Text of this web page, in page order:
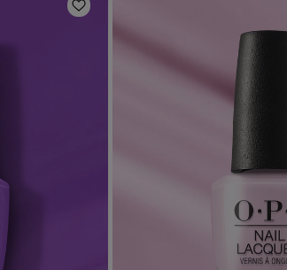
Añadir a la lista de deseos